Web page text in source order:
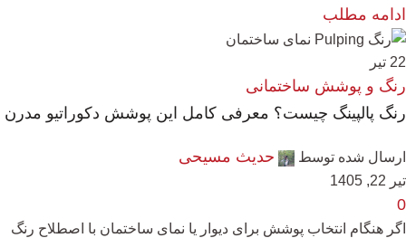
ادامه مطلب
22 تیر
رنگ و پوشش ساختمانی
رنگ پالپینگ چیست؟ معرفی کامل این پوشش دکوراتیو مدرن
ارسال شده توسط حدیث مسیحی
تیر 22, 1405
0
اگر هنگام انتخاب پوشش برای دیوار یا نمای ساختمان با اصطلاح رنگ